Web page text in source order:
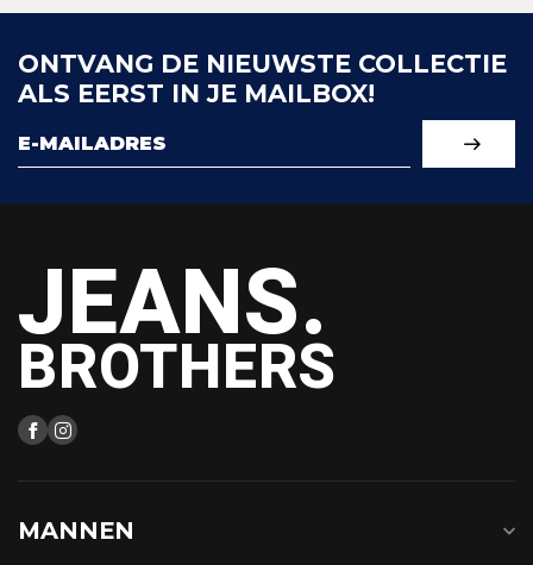
ONTVANG DE NIEUWSTE COLLECTIE
ALS EERST IN JE MAILBOX!
JEANS.
BROTHERS
MANNEN